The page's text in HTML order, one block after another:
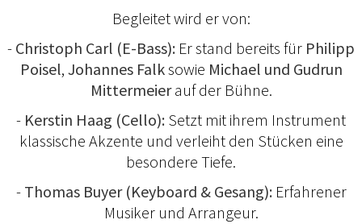
Begleitet wird er von:
- Christoph Carl (E-Bass): Er stand bereits für Philipp
Poisel, Johannes Falksowie Michael und Gudrun
Mittermeierauf der Bühne.
- Kerstin Haag (Cello): Setzt mit ihrem Instrument
klassische Akzente und verleiht den Stücken eine
besondere Tiefe.
- Thomas Buyer (Keyboard & Gesang):Erfahrener
Musiker und Arrangeur.